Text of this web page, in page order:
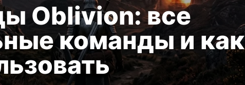
Oblivion: все
команды и как